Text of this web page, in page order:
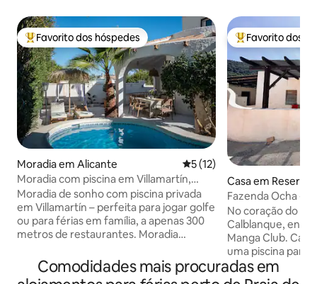
Favoritos dos hóspedes mais apreciados
Favorito dos hóspedes
Moradia em Alicante Classificação média de 5
5 (12)
Moradia com piscina em Villamartín,
perto de campos de golfe e de La Zenia
Moradia de sonho com piscina privada
em Villamartín – perfeita para jogar golfe
ou para férias em família, a apenas 300
metros de restaurantes. Moradia
quartos e 2 casas de banho tornam a
casa ideal para casais, famílias ou viagens
Favoritos dos
Favorito dos
Casa em Reserva
calblanque , Los
artagena
Fazenda Ocha -
Calblanque
No coração do
Calblanque, entre
Manga Club. Casa de estilo Ibiza com
uma piscina
Numa antiga
pela natureza, a
Comodidades mais procuradas em